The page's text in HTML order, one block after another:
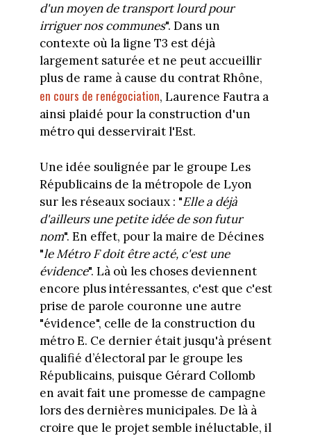
d'un moyen de transport lourd pour
irriguer nos communes". Dans un
contexte où la ligne T3 est déjà
largement saturée et ne peut accueillir
plus de rame à cause du contrat Rhône,
en cours de renégociation, Laurence Fautra a
ainsi plaidé pour la construction d'un
métro qui desservirait l'Est.
Une idée soulignée par le groupe Les
Républicains de la métropole de Lyon
sur les réseaux sociaux : "Elle a déjà
d'ailleurs une petite idée de son futur
nom". En effet, pour la maire de Décines
"le Métro F doit être acté, c'est une
évidence". Là où les choses deviennent
encore plus intéressantes, c'est que c'est
prise de parole couronne une autre
"évidence", celle de la construction du
métro E. Ce dernier était jusqu'à présent
qualifié d’électoral par le groupe les
Républicains, puisque Gérard Collomb
en avait fait une promesse de campagne
lors des dernières municipales. De là à
croire que le projet semble inéluctable, il